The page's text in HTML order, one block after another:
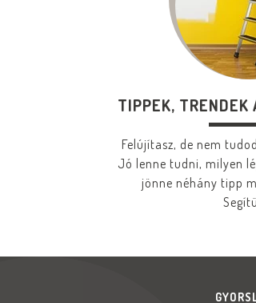
TIPPEK,
Felújítasz, de nem
Jó lenne tudni, milyen
jönne néhány tipp